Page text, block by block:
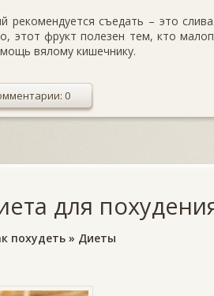
рекомендуется съедать – это
этот фрукт полезен тем, кто
вялому кишечнику.
0
для
похудеть » Диеты